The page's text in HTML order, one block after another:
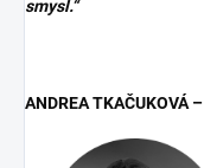
smysl.“
ANDREA TKAČUKOVÁ –